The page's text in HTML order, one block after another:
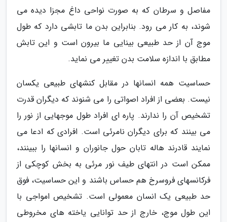
مفاصل و سرطان که به صورت نواحی داغ مجزا دیده می
شوند، به کار می رود. بنابراین بدن ما تابشی دارد که طول
موج آن از حد طبیعی بینایی ما بیرون است و این تابش
مطابق با اندازه سلامت بدن تغییر می نماید.
حساسیت همه انسانها در مقابل کنشهای طبیعی یکسان
نیست. بعضی از افراد اصواتی را می شنوند که دیگران قدرت
تشخیص آن را ندارند. پاره ای افراد طول موجهایی از نور را
می بینند که برای دیگران نامرئی است. افرادی که ادعا می
نمایند قادرند هاله تابان حول جانوران و انسانها را ببینند،
ممکن است در انتهای طیف نور مرئی به بخش کوچکی از
فرکانسهای فروسرخ هم حساس باشند و این حساسیت، فوق
حد طبیعی یک انسان معمولی است. تشخیص امواجی با
این طول موج، خارج از حد توانایی یاخته های مخروطی